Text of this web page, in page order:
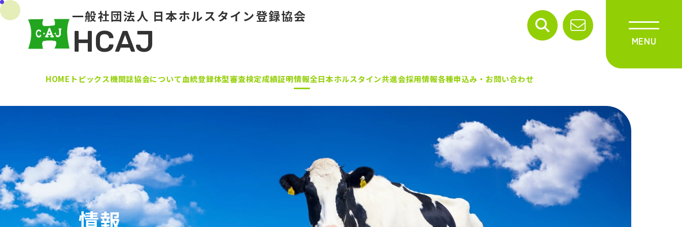
一般社団法人 日本ホルスタイン登録協会
HCAJ
HOME 協会について 血統登録体型審査検定成績証明情報 各種申込み・お問い合わせ
トピックス機関誌 全日本ホルスタイン共進会採用情報
情報